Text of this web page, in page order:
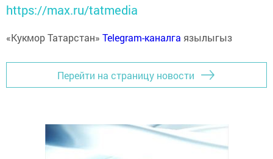
https://max.ru/tatmedia
«Кукмор Татарстан» Telegram-каналга язылыгыз
Перейти на страницу новости